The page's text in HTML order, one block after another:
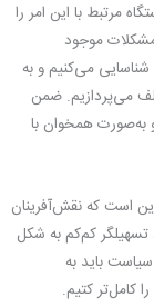
تعریف می‌شود و در ستاد ملی بازآفرینی ۲۰ دستگاه مرتبط با این امر را
موجود
شناسایی می‌کنیم و به
می‌پردازیم. ضمن
به‌صورت همخوان با
است که نقش‌آفرینان
تسهیلگر کم‌کم به شکل
باید به
کامل‌تر کتیم.